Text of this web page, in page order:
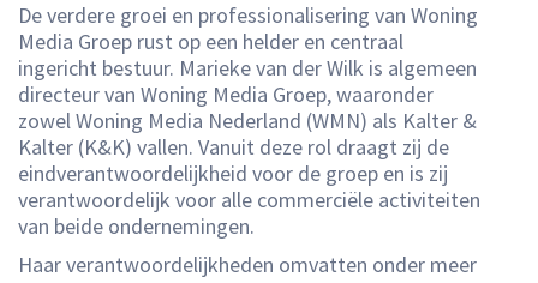
De verdere groei en professionalisering van Woning
Media Groep rust op een helder en centraal
ingericht bestuur. Marieke van der Wilk is algemeen
directeur van Woning Media Groep, waaronder
zowel Woning Media Nederland (WMN) als Kalter &
Kalter (K&K) vallen. Vanuit deze rol draagt zij de
eindverantwoordelijkheid voor de groep en is zij
verantwoordelijk voor alle commerciële activiteiten
van beide ondernemingen.
Haar verantwoordelijkheden omvatten onder meer